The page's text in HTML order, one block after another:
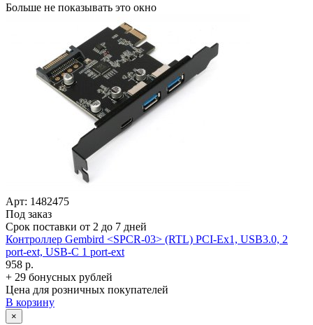
Больше не показывать это окно
Арт: 1482475
Под заказ
Срок поставки от 2 до 7 дней
Контроллер Gembird <SPCR-03> (RTL) PCI-Ex1, USB3.0, 2
port-ext, USB-C 1 port-ext
958 р.
+ 29 бонусных рублей
Цена для розничных покупателей
В корзину
×